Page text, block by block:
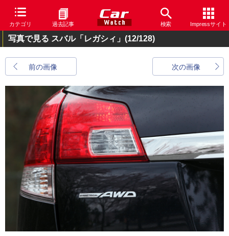
カテゴリ 過去記事 検索 Impressサイト
写真で見る スバル「レガシィ」 (12/128)
前の画像 次の画像